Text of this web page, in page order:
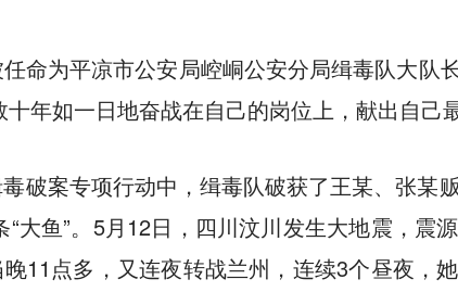
命为平凉市公安局崆峒公安分局缉毒队大
年如一日地奋战在自己的岗位上，献出自己
破案专项行动中，缉毒队破获了王某、张
大鱼”。5月12日，四川汶川发生大地震，
晚11点多，又连夜转战兰州，连续3个昼夜